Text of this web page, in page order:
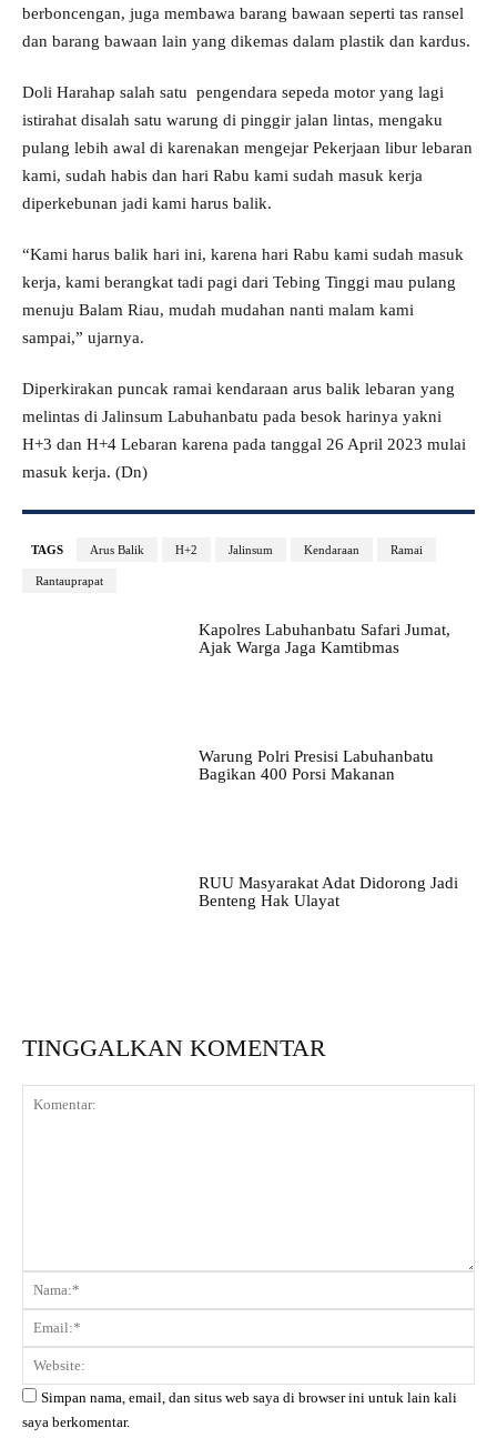
berboncengan, juga membawa barang bawaan seperti tas ransel
dan barang bawaan lain yang dikemas dalam plastik dan kardus.
Doli Harahap salah satu pengendara sepeda motor yang lagi
istirahat disalah satu warung di pinggir jalan lintas, mengaku
pulang lebih awal di karenakan mengejar Pekerjaan libur lebaran
kami, sudah habis dan hari Rabu kami sudah masuk kerja
diperkebunan jadi kami harus balik.
“Kami harus balik hari ini, karena hari Rabu kami sudah masuk
kerja, kami berangkat tadi pagi dari Tebing Tinggi mau pulang
menuju Balam Riau, mudah mudahan nanti malam kami
sampai,” ujarnya.
Diperkirakan puncak ramai kendaraan arus balik lebaran yang
melintas di Jalinsum Labuhanbatu pada besok harinya yakni
H+3 dan H+4 Lebaran karena pada tanggal 26 April 2023 mulai
masuk kerja. (Dn)
TAGS Arus Balik H+2 Jalinsum Kendaraan Ramai
Rantauprapat
Kapolres Labuhanbatu Safari Jumat,
Ajak Warga Jaga Kamtibmas
Warung Polri Presisi Labuhanbatu
Bagikan 400 Porsi Makanan
RUU Masyarakat Adat Didorong Jadi
Benteng Hak Ulayat
TINGGALKAN KOMENTAR
Komentar:
Simpan nama, email, dan situs web saya di browser ini untuk lain kali
saya berkomentar.